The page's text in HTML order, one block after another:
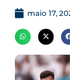
maio 17,